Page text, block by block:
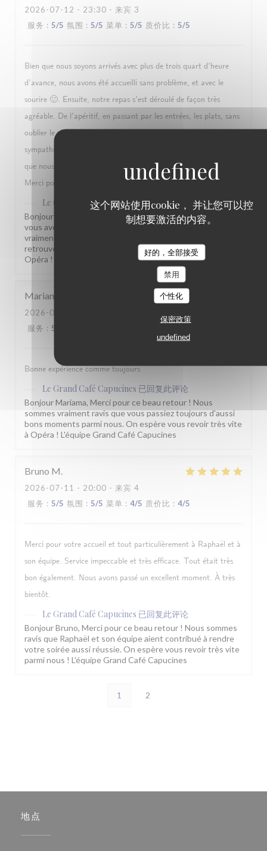
这个网站使用cookie， 并让您可以控
制想要激活的内容。
好的，全部接受
禁用
个性化
保密政策
undefined
2026-07-12 - 23:30 - 来宾 3
服务 : 5/5 氛围 : 5/5 菜单 : 5/5 质价比 : 5/5
Bien que nous soyons arrivés avec plus de trois quart d’heure
d’avance, nous avons été accueilli sans problème, et avec le
sourire 🙂. Ensuite, notre repas s’est déroulé de façon très
agréable. De l’apéritif, en passant par les entrées, les plats, sans
oublier le vin, tout fut délicieux. Le personnel est très
sympathique, et très professionnel. Ce n’est pas la première fois
que nous y venons, et ce ne sera sûrement pas la dernière !!
Merci pour cette très belle fin de soirée.
Le Grand Café Capucines已回复此评论
Bonjour Catherine, Quel beau retour, merci ! Savoir que
vous avez été bien accueillis dès votre arrivée nous fait
vraiment plaisir. Toute l'équipe sera ravie de vous
retrouver pour une prochaine belle soirée. À très bientôt à
Opéra ! L'équipe Grand Café Capucines
Mariama
2026-07-11
服务 : 5
Bonne expérience comme toujours
Le Grand Café Capucines 已回复此评论
Bonjour Mariama, Merci pour ce beau retour ! Nous
sommes vraiment ravis que vous passiez toujours d'aussi
bons moments parmi nous. On espère vous revoir très vite
à Opéra ! L'équipe Grand Café Capucines
Bruno M
2026-07-11 - 20:00 - 来宾 4
服务 : 5/5 氛围 : 5/5 菜单 : 4/5 质价比 : 4/5
Merci pour votre accueil et tout particulièrement à Raphaël et à
son équipe. Service impeccable et très efficace. Tout était très
bon également. Nous avons passé un excellent moment. À très
bientôt.
Le Grand Café Capucines 已回复此评论
Bonjour Bruno, Merci pour ce beau retour ! Nous sommes
ravis que Raphaël et son équipe aient contribué à rendre
votre soirée aussi réussie. On espère vous revoir très vite
parmi nous ! L'équipe Grand Café Capucines
1 2
地点